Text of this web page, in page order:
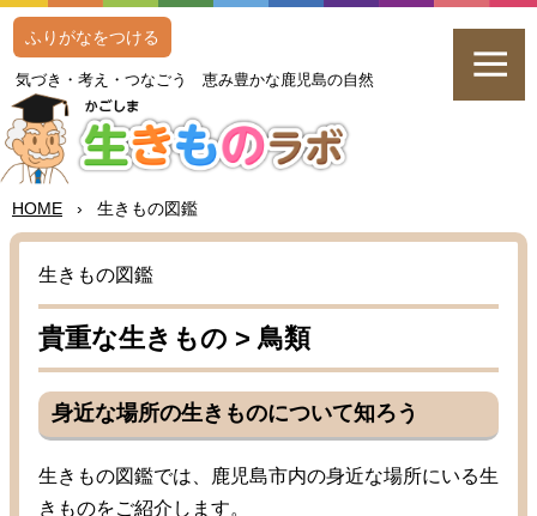
気づき・考え・つなごう恵み豊かな鹿児島の自然
ふりがなをつける
HOME › 生きもの図鑑
生きもの図鑑
貴重な生きもの > 鳥類
身近な場所の生きものについて知ろう
生きもの図鑑では、 鹿児島市内の身近な場所にいる生
きものをご紹介 します。